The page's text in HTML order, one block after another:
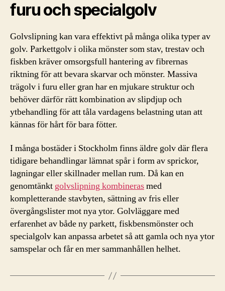
furu och specialgolv
Golvslipning kan vara effektivt på många olika typer av
golv. Parkettgolv i olika mönster som stav, trestav och
fiskben kräver omsorgsfull hantering av fibrernas
riktning för att bevara skarvar och mönster. Massiva
trägolv i furu eller gran har en mjukare struktur och
behöver därför rätt kombination av slipdjup och
ytbehandling för att tåla vardagens belastning utan att
kännas för hårt för bara fötter.
I många bostäder i Stockholm finns äldre golv där flera
tidigare behandlingar lämnat spår i form av sprickor,
lagningar eller skillnader mellan rum. Då kan en
genomtänkt golvslipning kombinerasmed
kompletterande stavbyten, sättning av fris eller
övergångslister mot nya ytor. Golvläggare med
erfarenhet av både ny parkett, fiskbensmönster och
specialgolv kan anpassa arbetet så att gamla och nya ytor
samspelar och får en mer sammanhållen helhet.